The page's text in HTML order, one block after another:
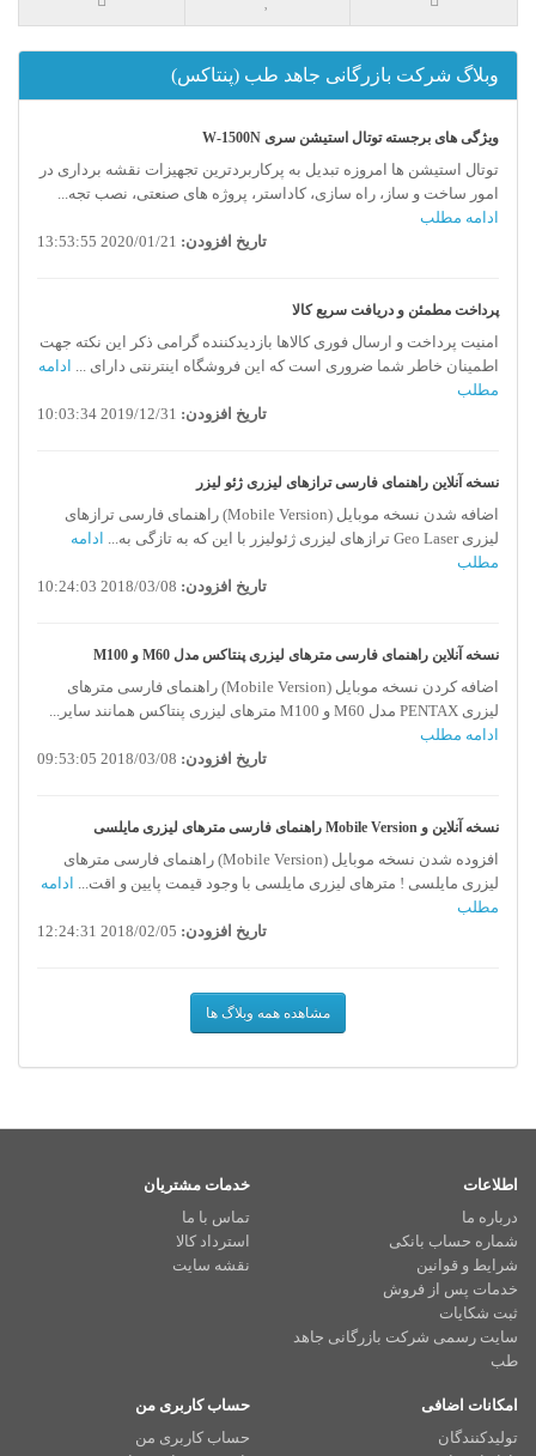
وبلاگ شرکت بازرگانی جاهد طب (پنتاکس)
ویژگی های برجسته توتال استیشن سری W-1500N
توتال استیشن ها امروزه تبدیل به پرکاربردترین تجهیزات نقشه برداری در
امور ساخت و ساز، راه سازی، کاداستر، پروژه های صنعتی، نصب تجه...
ادامه مطلب
تاریخ افزودن:
پرداخت مطمئن و دریافت سریع کالا
امنیت پرداخت و ارسال فوری کالاها بازدیدکننده گرامی ذکر این نکته جهت
اطمینان خاطر شما ضروری است که این فروشگاه اینترنتی دارای ... ادامه
مطلب
تاریخ افزودن:
نسخه آنلاین راهنمای فارسی ترازهای لیزری ژئو لیزر
اضافه شدن نسخه موبایل (Mobile Version) راهنمای فارسی ترازهای
لیزری Geo Laser ترازهای لیزری ژئولیزر با این که به تازگی به...
ادامه
مطلب
تاریخ افزودن:
نسخه آنلاین راهنمای فارسی مترهای لیزری پنتاکس مدل M60 و M100
اضافه کردن نسخه موبایل (Mobile Version) راهنمای فارسی مترهای
لیزری PENTAX مدل M60 و M100 مترهای لیزری پنتاکس همانند سایر...
ادامه مطلب
تاریخ افزودن:
نسخه آنلاین و Mobile Version راهنمای فارسی مترهای لیزری مایلسی
افزوده شدن نسخه موبایل (Mobile Version) راهنمای فارسی مترهای
لیزری مایلسی ! مترهای لیزری مایلسی با وجود قیمت پایین و اقت... ادامه
مطلب
تاریخ افزودن:
مشاهده همه وبلاگ ها
اطلاعات
درباره ما
شماره حساب بانکی
شرایط و قوانین
خدمات پس از فروش
ثبت شکایات
سایت رسمی شرکت بازرگانی جاهد
طب
خدمات مشتریان
تماس با ما
استرداد کالا
نقشه سایت
امکانات اضافی
تولیدکنندگان
حساب کاربری من
حساب کاربری من